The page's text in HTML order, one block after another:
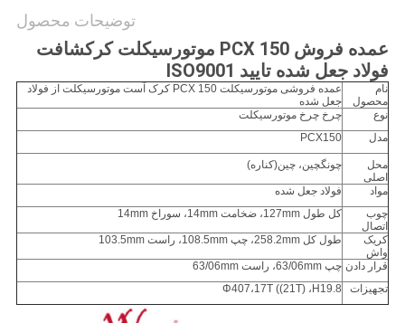
توضیحات محصول
عمده فروش PCX 150 موتورسیکلت کرکشافت
فولاد جعل شده تایید ISO9001
نام
محصول
عمده فروشی موتورسیکلت PCX 150 کرک آست موتورسیکلت از فولاد
جعل شده
نوع
چرخ چرخ موتورسیکلت
مدل
PCX150
محل
اصلی
چونگچین، چین(کناره)
مواد
فولاد جعل شده
چوب
اتصال
کل طول 127mm، ضخامت 14mm، سوراخ 14mm
کریک
واش
طول کل 258.2mm، چپ 108.5mm، راست 103.5mm
قرار دادن چپ 63/06mm، راست 63/06mm
تجهیزات
Φ407،17T ((21T) ،H19.8